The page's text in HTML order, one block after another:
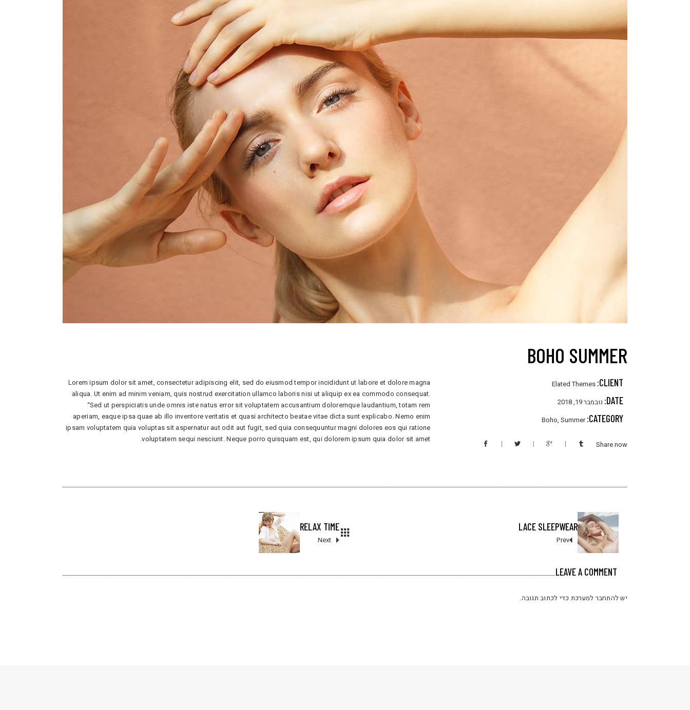
BOHO SUMMER
Lorem ipsum dolor sit amet, consectetur adipiscing elit, sed do eiusmod tempor incididunt ut labore et dolore magna
aliqua. Ut enim ad minim veniam, quis nostrud exercitation ullamco laboris nisi ut aliquip ex ea commodo consequat.
“Sed ut perspiciatis unde omnis iste natus error sit voluptatem accusantium doloremque laudantium, totam rem
aperiam, eaque ipsa quae ab illo inventore veritatis et quasi architecto beatae vitae dicta sunt explicabo. Nemo enim
ipsam voluptatem quia voluptas sit aspernatur aut odit aut fugit, sed quia consequuntur magni dolores eos qui ratione
voluptatem sequi nesciunt. Neque porro quisquam est, qui dolorem ipsum quia dolor sit amet.
CLIENT:
Elated Themes
DATE: נובמבר 19, 2018
CATEGORY:
Boho, Summer
Share now
LACE SLEEPWEAR
Prev
RELAX TIME
Next
LEAVE A COMMENT
ישלהתחבר למערכת כדי לכתוב תגובה.